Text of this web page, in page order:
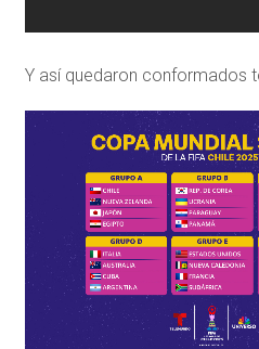
Y así quedaron conformados